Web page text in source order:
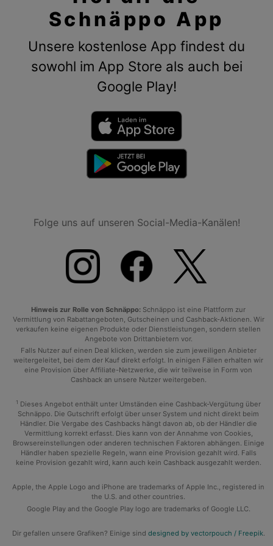
Schnäppo App
Unsere kostenlose App findest du
sowohl im App Store als auch bei
Google Play!
Folge uns auf unseren Social-Media-Kanälen!
Hinweis zur Rolle von Schnäppo: Schnäppo ist eine Plattform zur
Vermittlung von Rabattangeboten, Gutscheinen und Cashback-Aktionen. Wir
verkaufen keine eigenen Produkte oder Dienstleistungen, sondern stellen
Angebote von Drittanbietern vor.
Falls Nutzer auf einen Deal klicken, werden sie zum jeweiligen Anbieter
weitergeleitet, bei dem der Kauf direkt erfolgt. In einigen Fällen erhalten wir
eine Provision über Affiliate-Netzwerke, die wir teilweise in Form von
Cashback an unsere Nutzer weitergeben.
1 Dieses Angebot enthält unter Umständen eine Cashback-Vergütung über
Schnäppo. Die Gutschrift erfolgt über unser System und nicht direkt beim
Händler. Die Vergabe des Cashbacks hängt davon ab, ob der Händler die
Vermittlung korrekt erfasst. Dies kann von der Annahme von Cookies,
Browsereinstellungen oder anderen technischen Faktoren abhängen. Einige
Händler haben spezielle Regeln, wann eine Provision gezahlt wird. Falls
keine Provision gezahlt wird, kann auch kein Cashback ausgezahlt werden.
Apple, the Apple Logo and iPhone are trademarks of Apple Inc., registered in
the U.S. and other countries.
Google Play and the Google Play logo are trademarks of Google LLC.
Dir gefallen unsere Grafiken? Einige sind designed by vectorpouch / Freepik.